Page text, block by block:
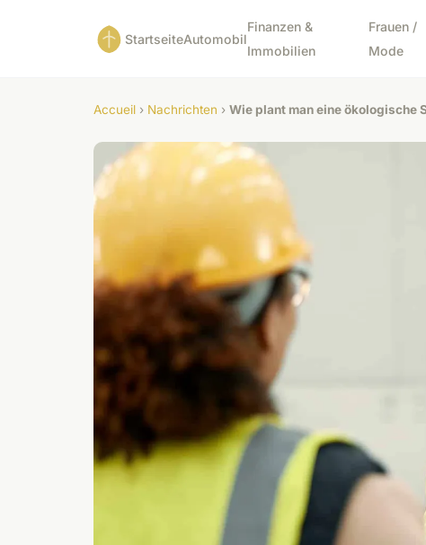
StartseiteAutomobil
Finanzen &
Immobilien
Frauen /
Mode
Accueil › Nachrichten › Wie plant man eine ökologische